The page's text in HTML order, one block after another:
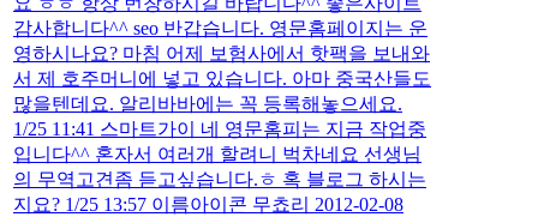
감사합니다^^ seo 반갑습니다. 영문홈페이지는 운
영하시나요? 마침 어제 보험사에서 핫팩을 보내와
서 제 호주머니에 넣고 있습니다. 아마 중국산들도
많을텐데요. 알리바바에는 꼭 등록해놓으세요.
1/25 11:41 스마트가이 네 영문홈피는 지금 작업중
입니다^^ 혼자서 여러개 할려니 벅차네요 선생님
의 무역고견좀 듣고싶습니다.ㅎ 혹 블로그 하시는
지요? 1/25 13:57 이름아이콘 무쵸리 2012-02-08